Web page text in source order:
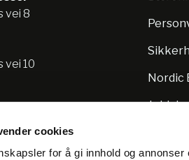
cookies
for å gi innhold og
vei 8
vei 10
Nordic
Jobb